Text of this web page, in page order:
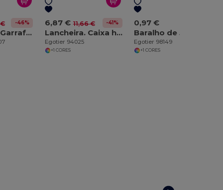
€ -46%
FLORENCE Garrafa de parede dupla 500 ml
6,87 € 11,66 € -41%
Lancheira. Caixa hermética em aço inoxidável e tampa em bambu 800 mL
Egotier 94025
+1 CORES
0,97 €
Egotier 98149
+1 CORES